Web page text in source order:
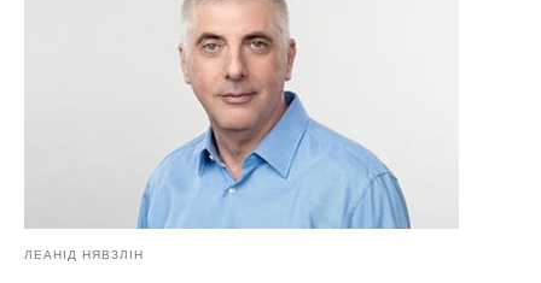
ЛЕАНІД НЯВЗЛІН